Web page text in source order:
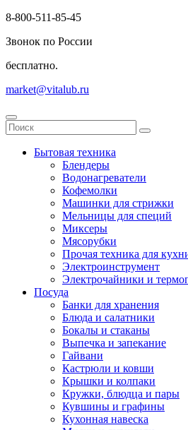
8-800-511-85-45
Звонок по России
бесплатно.
market@vitalub.ru
Бытовая техника
Блендеры
Водонагреватели
Кофемолки
Машинки для стрижки
Мельницы для специй
Миксеры
Мясорубки
Прочая техника для
Электроинструмент
Электрочайники и
Посуда
Банки для хранения
Блюда и салатники
Бокалы и стаканы
Выпечка и запекание
Гайвани
Кастрюли и ковши
Крышки и колпаки
Кружки, блюдца и пары
Кувшины и графины
Кухонная навеска